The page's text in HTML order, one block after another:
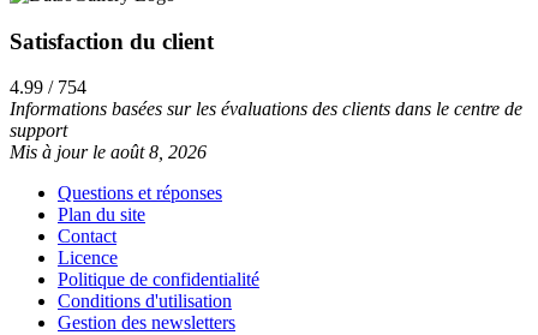
Satisfaction du client
4.99 / 754
Informations basées sur les évaluations des clients dans le centre de
support
Mis à jour le août 8, 2026
Questions et réponses
Plan du site
Contact
Licence
Politique de confidentialité
Conditions d'utilisation
Gestion des newsletters